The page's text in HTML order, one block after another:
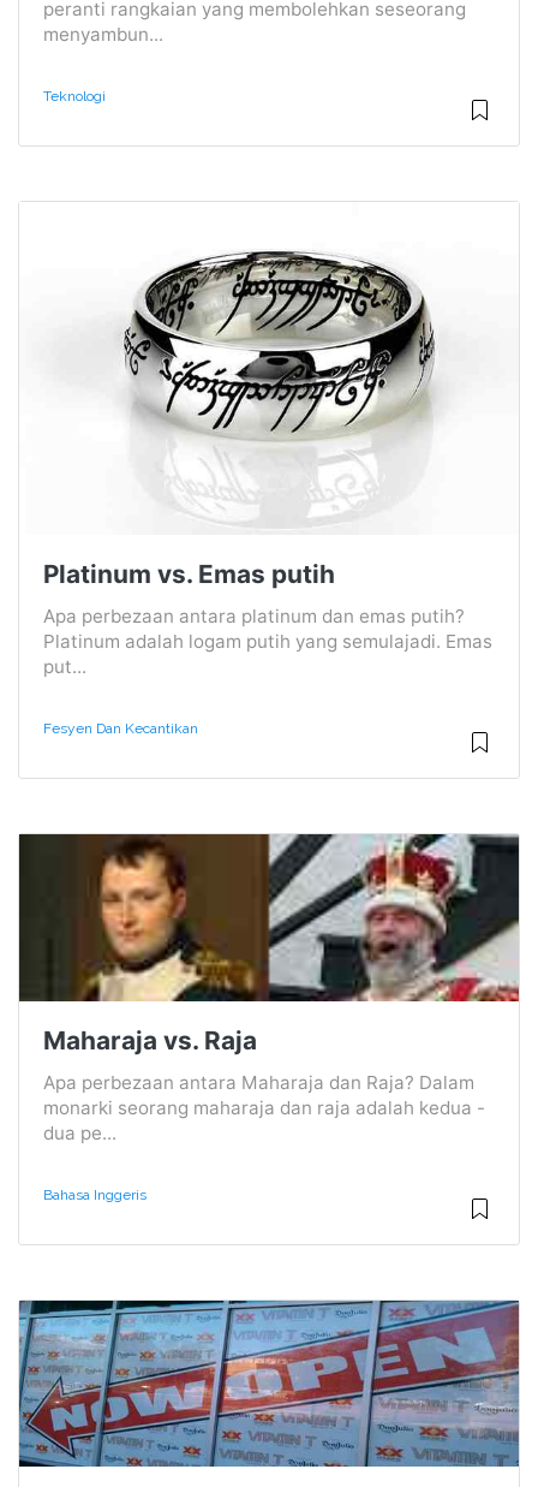
peranti rangkaian yang membolehkan seseorang
menyambun...
Teknologi
Platinum vs. Emas putih
Apa perbezaan antara platinum dan emas putih?
Platinum adalah logam putih yang semulajadi. Emas
put...
Fesyen Dan Kecantikan
Maharaja vs. Raja
Apa perbezaan antara Maharaja dan Raja? Dalam
monarki seorang maharaja dan raja adalah kedua -
dua pe...
Bahasa Inggeris